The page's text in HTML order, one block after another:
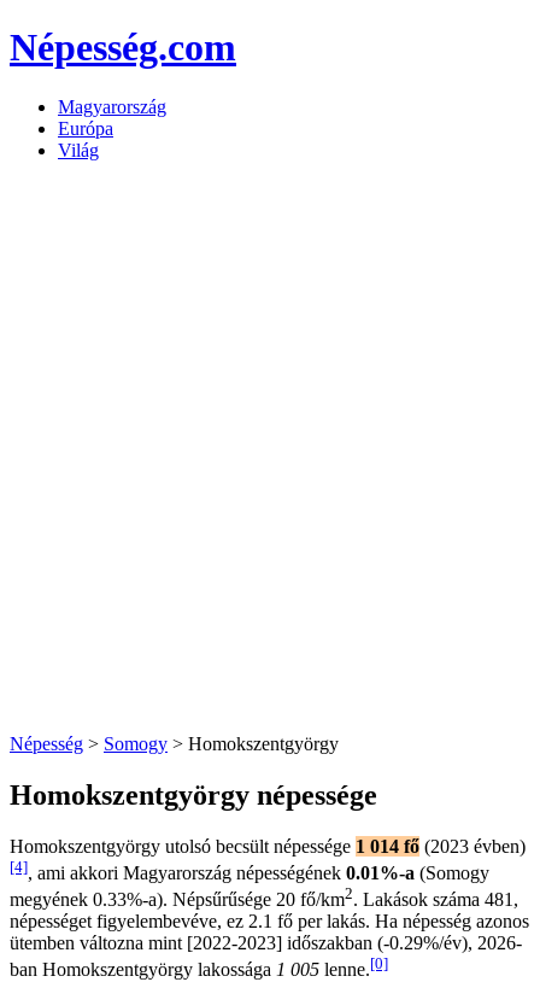
Népesség.com
Magyarország
Európa
Világ
Népesség > Somogy > Homokszentgyörgy
Homokszentgyörgy népessége
Homokszentgyörgy utolsó becsült népessége 1 014 fő (2023 évben)
[4], ami akkori Magyarország népességének 0.01%-a (Somogy
megyének 0.33%-a). Népsűrűsége 20 fő/km2. Lakások száma 481,
népességet figyelembevéve, ez 2.1 fő per lakás. Ha népesség azonos
ütemben változna mint [2022-2023] időszakban (-0.29%/év), 2026-
ban Homokszentgyörgy lakossága 1 005 lenne.[0]